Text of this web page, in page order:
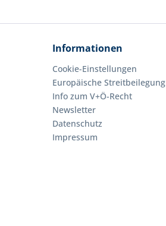
Informationen
Cookie-Einstellungen
Europäische Streitbeilegung
Info zum V+Ö-Recht
Newsletter
Datenschutz
Impressum